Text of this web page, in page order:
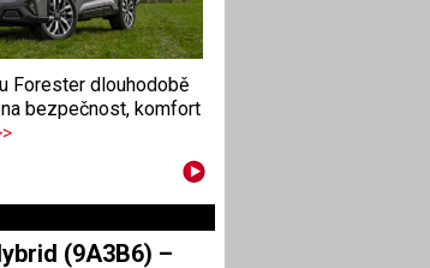
Forester dlouhodobě
bezpečnost, komfort
(9A3B6) –